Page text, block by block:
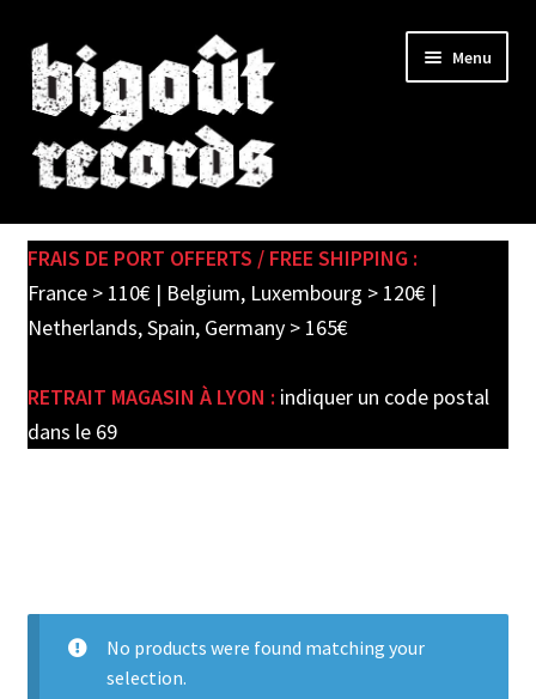
Skip
to
navigation
Skip
to
content
Menu
SHOP
child
PRE-ORDERS
FRAIS DE PORT OFFERTS / FREE SHIPPING :
France > 110€ | Belgium, Luxembourg > 120€ |
Netherlands, Spain, Germany > 165€
RETRAIT MAGASIN À LYON : indiquer un code postal
dans le 69
No products were found matching your
selection.